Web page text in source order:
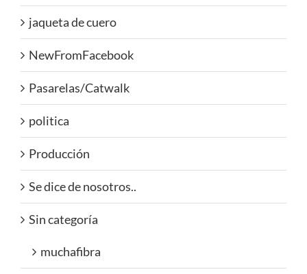
jaqueta de cuero
NewFromFacebook
Pasarelas/Catwalk
politica
Producción
Se dice de nosotros..
Sin categoría
muchafibra